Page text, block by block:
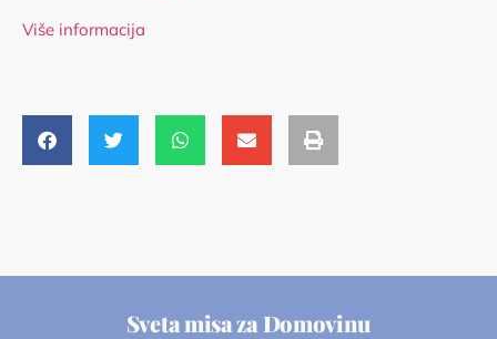
Više informacija
Sveta misa za Domovinu